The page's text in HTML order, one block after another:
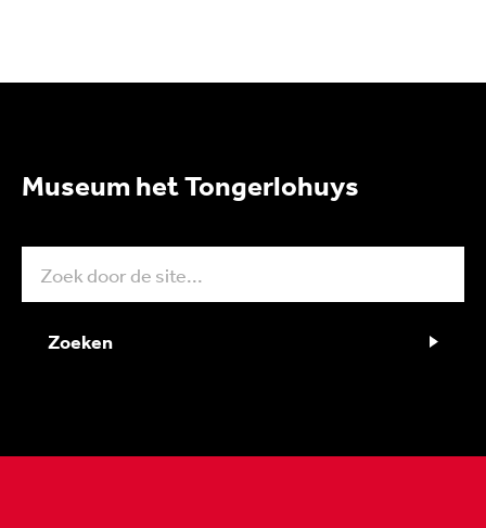
Museum het Tongerlohuys
Zoeken